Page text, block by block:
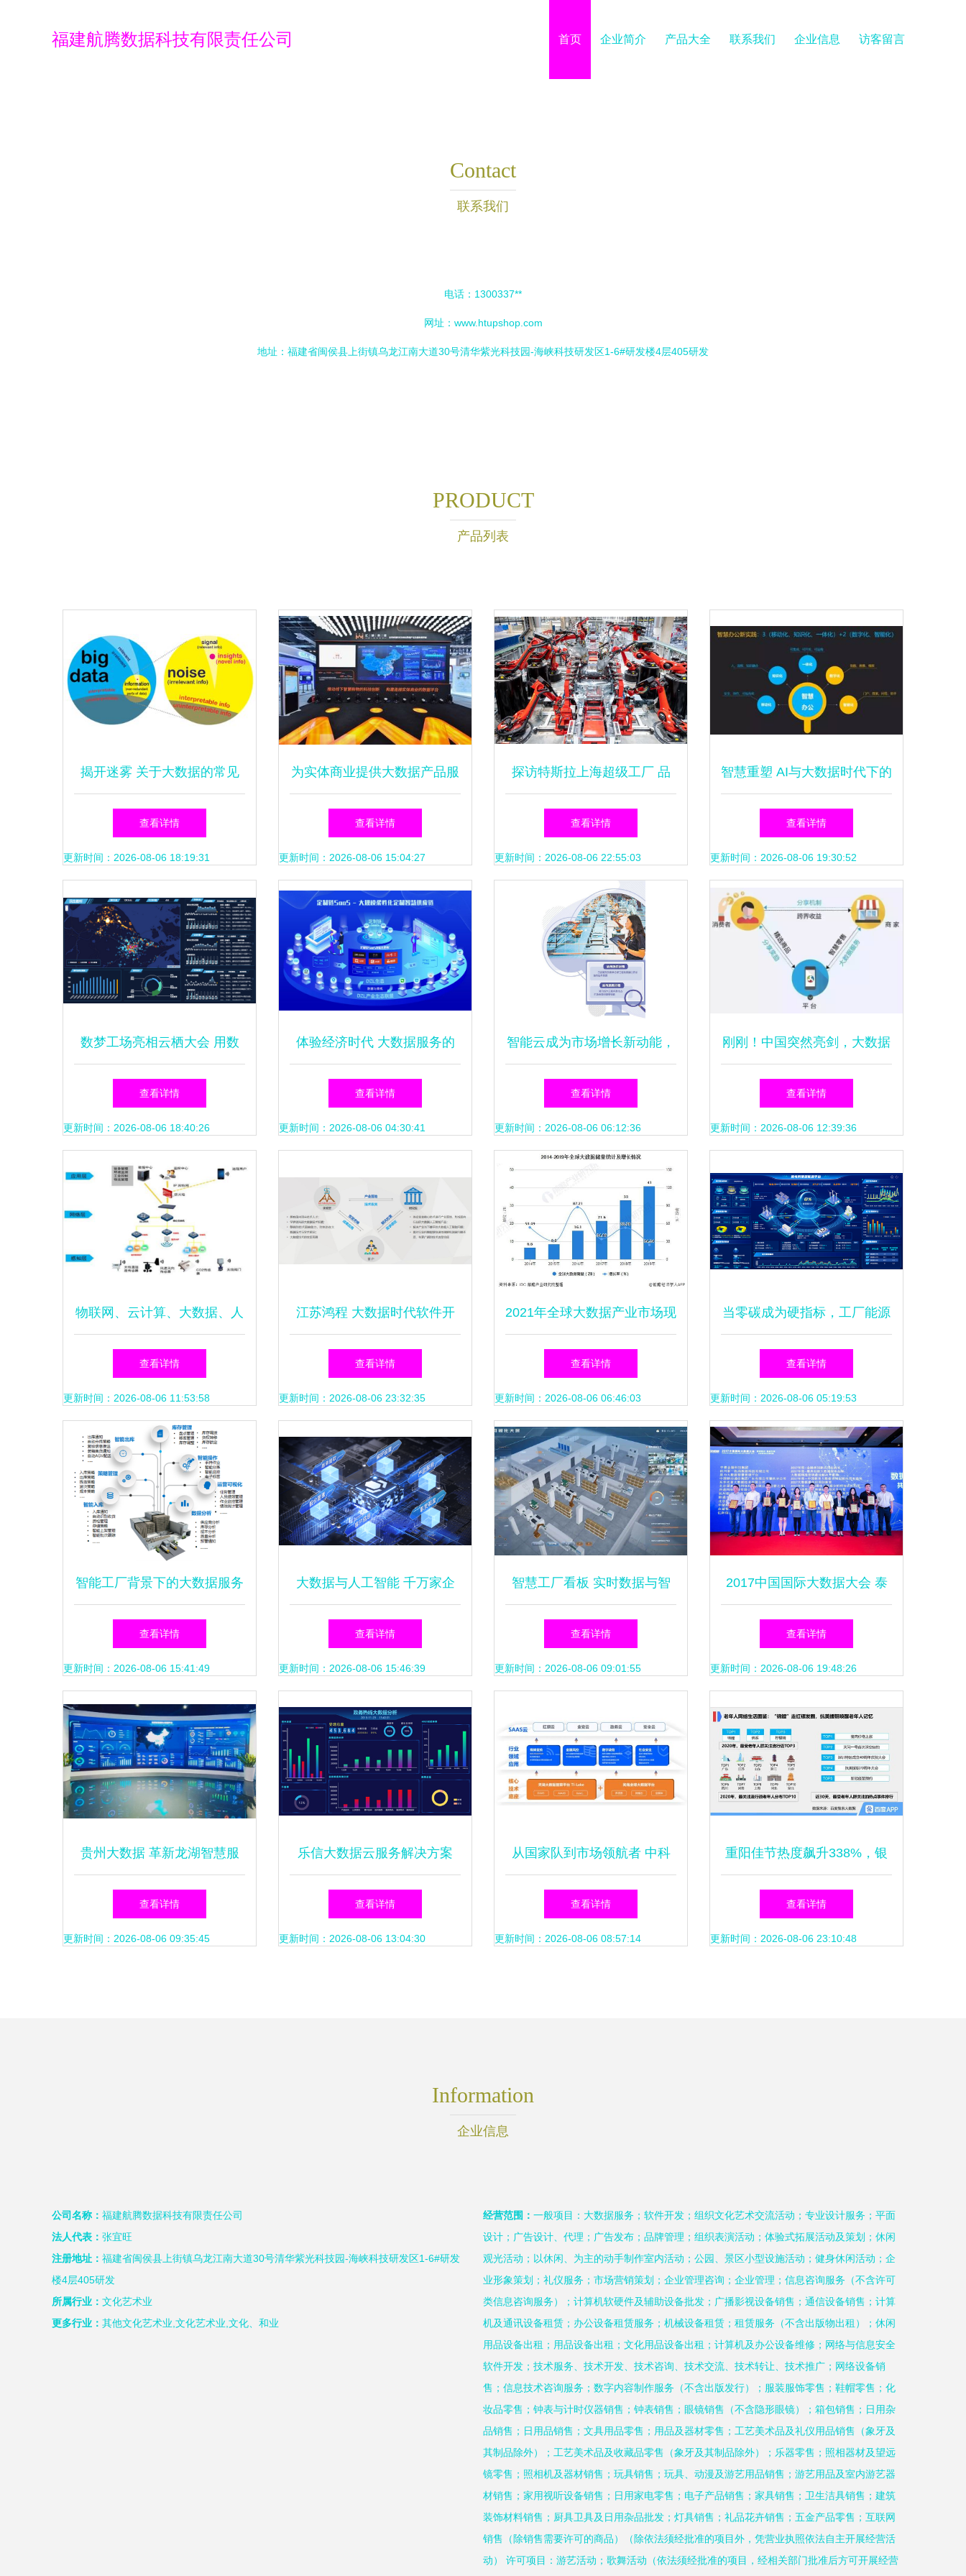
福建航腾数据科技有限责任公司 首页 企业简介 产品大全 联系我们 企业信息 访客留言
Contact
联系我们
电话：1300337**
网址： www.htupshop.com
地址：福建省闽侯县上街镇乌龙江南大道30号清华紫光科技园-海峡科技研发区1-6#研发楼4层405研发
PRODUCT
产品列表
揭开迷雾 关于大数据的常见
误解与真实的大数据服务
查看详情
更新时间：2026-08-06 18:19:31
为实体商业提供大数据产品服
务，汇纳科技或将为商业资产
评估提供新参考——
2019WAIC企业访谈
查看详情
更新时间：2026-08-06 15:04:27
探访特斯拉上海超级工厂 品
控背后的数据驱动之道
查看详情
更新时间：2026-08-06 22:55:03
智慧重塑 AI与大数据时代下的
制造业办公救赎
查看详情
更新时间：2026-08-06 19:30:52
数梦工场亮相云栖大会 用数
据重构智能软件开发的未来
查看详情
更新时间：2026-08-06 18:40:26
体验经济时代 大数据服务的
产品与服务的双重奏
查看详情
更新时间：2026-08-06 04:30:41
智能云成为市场增长新动能，
推动软件开发展开新篇章
查看详情
更新时间：2026-08-06 06:12:36
刚刚！中国突然亮剑，大数据
服务领域的未来十年将称雄全
球
查看详情
更新时间：2026-08-06 12:39:36
物联网、云计算、大数据、人
工智能的区分与关系探析
查看详情
更新时间：2026-08-06 11:53:58
江苏鸿程 大数据时代软件开
发的创新与实践
查看详情
更新时间：2026-08-06 23:32:35
2021年全球大数据产业市场现
状及发展前景分析 2025年市
场规模或突破900亿美元，大
数据服务成核心驱动力
查看详情
更新时间：2026-08-06 06:46:03
当零碳成为硬指标，工厂能源
系统正在变化
查看详情
更新时间：2026-08-06 05:19:53
智能工厂背景下的大数据服务
驱动制造业数字化转型的关键
引擎
查看详情
更新时间：2026-08-06 15:41:49
大数据与人工智能 千万家企
业首选定制化限时速运服务专
家的大数据之路
查看详情
更新时间：2026-08-06 15:46:39
智慧工厂看板 实时数据与智
能监控引领生产管理变革
查看详情
更新时间：2026-08-06 09:01:55
2017中国国际大数据大会 泰
一数据斩获“最具创新大数据
服务品牌”殊荣
查看详情
更新时间：2026-08-06 19:48:26
贵州大数据 革新龙湖智慧服
务，重塑未来生活品质
查看详情
更新时间：2026-08-06 09:35:45
乐信大数据云服务解决方案
赋能软件开发的新范式
查看详情
更新时间：2026-08-06 13:04:30
从国家队到市场领航者 中科
闻歌获D轮两亿元融资，引领
企业级大数据智能服务新浪潮
查看详情
更新时间：2026-08-06 08:57:14
重阳佳节热度飙升338%，银
发经济“软”实力持续升温
查看详情
更新时间：2026-08-06 23:10:48
Information
企业信息
公司名称： 福建航腾数据科技有限责任公司
法人代表： 张宜旺
注册地址： 福建省闽侯县上街镇乌龙江南大道30号清华紫光科技园-海峡科技研发区1-6#研发
楼4层405研发
所属行业： 文化艺术业
更多行业： 其他文化艺术业,文化艺术业,文化、和业
经营范围： 一般项目：大数据服务；软件开发；组织文化艺术交流活动；专业设计服务；平面
设计；广告设计、代理；广告发布；品牌管理；组织表演活动；体验式拓展活动及策划；休闲
观光活动；以休闲、为主的动手制作室内活动；公园、景区小型设施活动；健身休闲活动；企
业形象策划；礼仪服务；市场营销策划；企业管理咨询；企业管理；信息咨询服务（不含许可
类信息咨询服务）；计算机软硬件及辅助设备批发；广播影视设备销售；通信设备销售；计算
机及通讯设备租赁；办公设备租赁服务；机械设备租赁；租赁服务（不含出版物出租）；休闲
用品设备出租；用品设备出租；文化用品设备出租；计算机及办公设备维修；网络与信息安全
软件开发；技术服务、技术开发、技术咨询、技术交流、技术转让、技术推广；网络设备销
售；信息技术咨询服务；数字内容制作服务（不含出版发行）；服装服饰零售；鞋帽零售；化
妆品零售；钟表与计时仪器销售；钟表销售；眼镜销售（不含隐形眼镜）；箱包销售；日用杂
品销售；日用品销售；文具用品零售；用品及器材零售；工艺美术品及礼仪用品销售（象牙及
其制品除外）；工艺美术品及收藏品零售（象牙及其制品除外）；乐器零售；照相器材及望远
镜零售；照相机及器材销售；玩具销售；玩具、动漫及游艺用品销售；游艺用品及室内游艺器
材销售；家用视听设备销售；日用家电零售；电子产品销售；家具销售；卫生洁具销售；建筑
装饰材料销售；厨具卫具及日用杂品批发；灯具销售；礼品花卉销售；五金产品零售；互联网
销售（除销售需要许可的商品）（除依法须经批准的项目外，凭营业执照依法自主开展经营活
动） 许可项目：游艺活动；歌舞活动（依法须经批准的项目，经相关部门批准后方可开展经营